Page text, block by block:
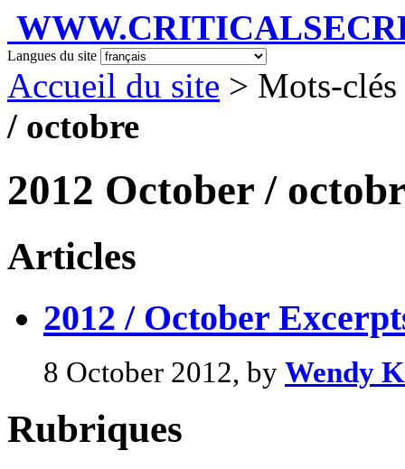
Langues du site
Accueil du site > Mots-
/ octobre
2012 October /
Articles
2012 / October
8 October 2012, by Wendy
Rubriques